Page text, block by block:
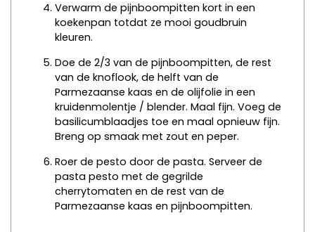
Verwarm de pijnboompitten kort in een
koekenpan totdat ze mooi goudbruin
kleuren.
Doe de 2/3 van de pijnboompitten, de rest
van de knoflook, de helft van de
Parmezaanse kaas en de olijfolie in een
kruidenmolentje / blender. Maal fijn. Voeg de
basilicumblaadjes toe en maal opnieuw fijn.
Breng op smaak met zout en peper.
Roer de pesto door de pasta. Serveer de
pasta pesto met de gegrilde
cherrytomaten en de rest van de
Parmezaanse kaas en pijnboompitten.